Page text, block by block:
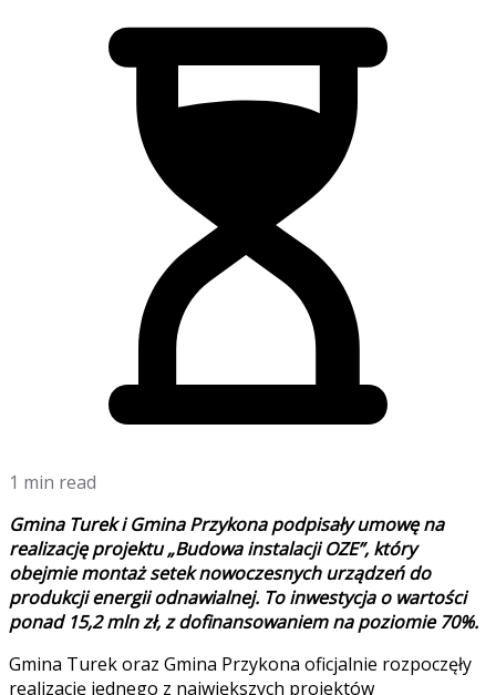
1 min read
Gmina Turek i Gmina Przykona podpisały umowę na
realizację projektu „Budowa instalacji OZE”, który
obejmie montaż setek nowoczesnych urządzeń do
produkcji energii odnawialnej. To inwestycja o wartości
ponad 15,2 mln zł, z dofinansowaniem na poziomie 70%.
Gmina Turek oraz Gmina Przykona oficjalnie rozpoczęły
realizację jednego z największych projektów